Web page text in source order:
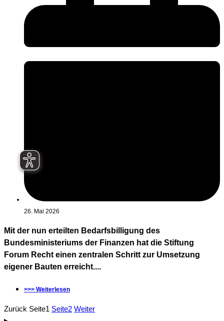
26. Mai 2026
Mit der nun erteilten Bedarfsbilligung des
Bundesministeriums der Finanzen hat die Stiftung
Forum Recht einen zentralen Schritt zur Umsetzung
eigener Bauten erreicht....
>>> Weiterlesen
Zurück Seite1 Seite2 Weiter